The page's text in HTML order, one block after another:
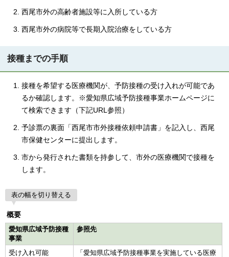
西尾市外の高齢者施設等に入所している方
西尾市外の病院等で長期入院治療をしている方
接種までの手順
接種を希望する医療機関が、予防接種の受け入れが可能であ
るか確認します。※愛知県広域予防接種事業ホームページに
て検索できます（下記URL参照）
予診票の裏面「西尾市市外接種依頼申請書」を記入し、西尾
市保健センターに提出します。
市から発行された書類を持参して、市外の医療機関で接種を
します。
表の幅を切り替える
概要
愛知県広域予防接種
事業
参照先
受け入れ可能
「愛知県広域予防接種事業を実施している医療